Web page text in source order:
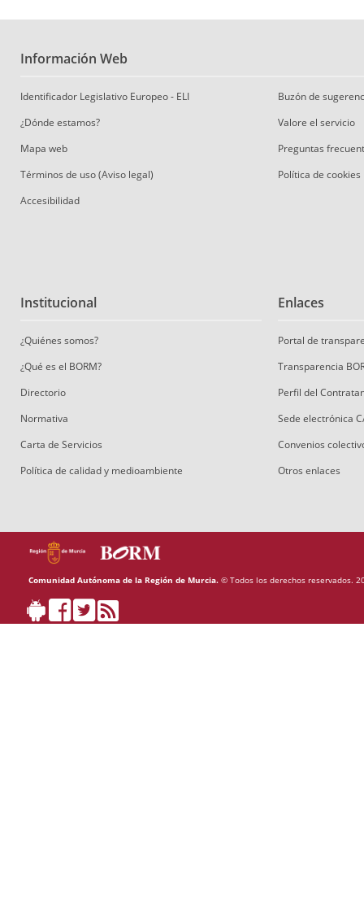
Información Web
Identificador Legislativo Europeo - ELI
¿Dónde estamos?
Mapa web
Términos de uso (Aviso legal)
Accesibilidad
Buzón de
Valore el servicio
Preguntas
Política de cookies
Institucional
¿Quiénes somos?
¿Qué es el BORM?
Directorio
Normativa
Carta de Servicios
Política de calidad y medioambiente
Enlaces
Portal de
Transparencia
Perfil del
Sede electrónica
Convenios
Otros enlaces
Comunidad Autónoma de la Región de Murcia. © Todos los derechos reservados.